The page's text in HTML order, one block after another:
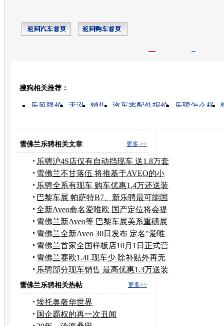
搜狗相关推荐：
乐风降价 天泓 销售 汽车零配件报价 乐骋怎么样
更多 >>
雪佛兰乐骋相关文章
乐骋沪4S店仅有自动挡现车 送1.8万套
餐
雪佛兰不甘落伍 将推基于AVEO的小
型SUV
乐骋全系有现车 购车优惠1.4万还送装
潢
巴黎车展 帕萨特B7、新乐骋最可能国
产
全新Aveo命名爱唯欧 国产定位将会提
升
雪佛兰新Aveo等 巴黎车展美系重磅展
车
雪佛兰全新Aveo 30日发布 定名"爱唯
欧"
雪佛兰首家全国样板店10月1日正式营
业
雪佛兰赛欧1.4L现车少 除补贴外再无
优惠
乐骋部分现车销售 最高优惠1.3万送装
潢
更多>>
雪佛兰乐骋相关热帖
埃托奥奢华世界
国企霸权的再一次丑闻